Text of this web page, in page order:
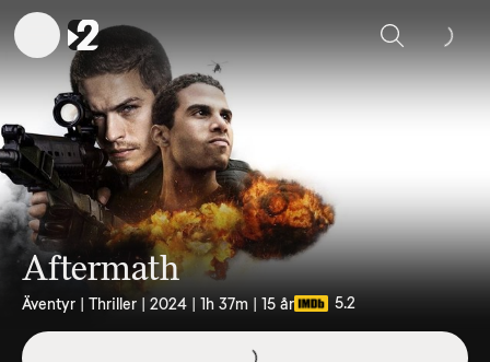
Sök
Aftermath
Äventyr | Thriller | 2024 | 1h 37m | 15 år 5.2